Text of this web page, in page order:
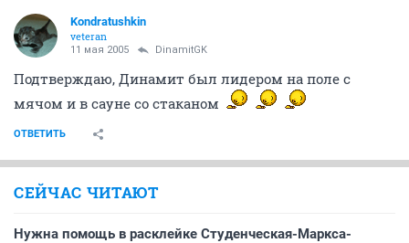
Kondratushkin
veteran
11 мая 2005 DinamitGK
Подтверждаю, Динамит был лидером на поле с
мячом и в сауне со стаканом
ОТВЕТИТЬ
СЕЙЧАС ЧИТАЮТ
Нужна помощь в расклейке Студенческая-Маркса-